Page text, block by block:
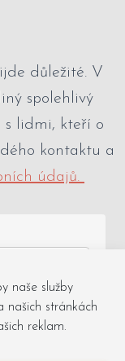
naše služby
našich stránkách
reklam.
důležité. V
spolehlivý
s lidmi, kteří o
kontaktu a
údajů.